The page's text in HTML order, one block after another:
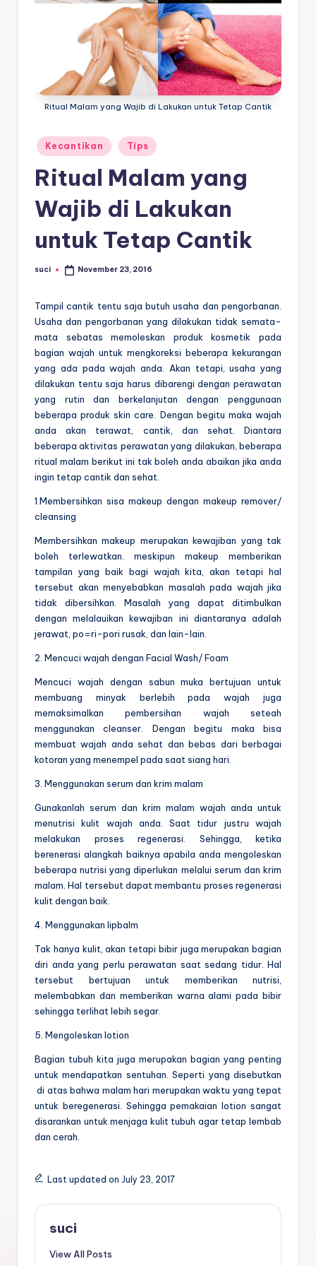
Ritual Malam yang Wajib di Lakukan untuk Tetap Cantik
Posted
in
Kecantikan Tips
Ritual Malam yang
Wajib di Lakukan
untuk Tetap Cantik
Posted
suci November 23, 2016
Tampil cantik tentu saja butuh usaha dan pengorbanan.
Usaha dan pengorbanan yang dilakukan tidak semata-
mata sebatas memoleskan produk kosmetik pada
bagian wajah untuk mengkoreksi beberapa kekurangan
yang ada pada wajah anda. Akan tetapi, usaha yang
dilakukan tentu saja harus dibarengi dengan perawatan
yang rutin dan berkelanjutan dengan penggunaan
beberapa produk skin care. Dengan begitu maka wajah
anda akan terawat, cantik, dan sehat. Diantara
beberapa aktivitas perawatan yang dilakukan, beberapa
ritual malam berikut ini tak boleh anda abaikan jika anda
ingin tetap cantik dan sehat.
1.Membersihkan sisa makeup dengan makeup remover/
cleansing
Membersihkan makeup merupakan kewajiban yang tak
boleh terlewatkan. meskipun makeup memberikan
tampilan yang baik bagi wajah kita, akan tetapi hal
tersebut akan menyebabkan masalah pada wajah jika
tidak dibersihkan. Masalah yang dapat ditimbulkan
dengan melalauikan kewajiban ini diantaranya adalah
jerawat, po=ri-pori rusak, dan lain-lain.
2. Mencuci wajah dengan Facial Wash/ Foam
Mencuci wajah dengan sabun muka bertujuan untuk
membuang minyak berlebih pada wajah juga
memaksimalkan pembersihan wajah seteah
menggunakan cleanser. Dengan begitu maka bisa
membuat wajah anda sehat dan bebas dari berbagai
kotoran yang menempel pada saat siang hari.
3. Menggunakan serum dan krim malam
Gunakanlah serum dan krim malam wajah anda untuk
menutrisi kulit wajah anda. Saat tidur justru wajah
melakukan proses regenerasi. Sehingga, ketika
berenerasi alangkah baiknya apabila anda mengoleskan
beberapa nutrisi yang diperlukan melalui serum dan krim
malam. Hal tersebut dapat membantu proses regenerasi
kulit dengan baik.
4. Menggunakan lipbalm
Tak hanya kulit, akan tetapi bibir juga merupakan bagian
diri anda yang perlu perawatan saat sedang tidur. Hal
tersebut bertujuan untuk memberikan nutrisi,
melembabkan dan memberikan warna alami pada bibir
sehingga terlihat lebih segar.
5. Mengoleskan lotion
Bagian tubuh kita juga merupakan bagian yang penting
untuk mendapatkan sentuhan. Seperti yang disebutkan
di atas bahwa malam hari merupakan waktu yang tepat
untuk beregenerasi. Sehingga pemakaian lotion sangat
disarankan untuk menjaga kulit tubuh agar tetap lembab
dan cerah.
Last updated on July 23, 2017
suci
View All Posts